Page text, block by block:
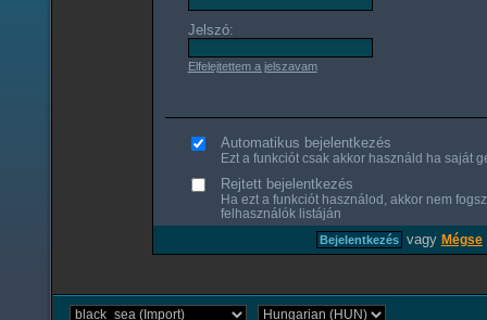
Jelszó:
Elfelejtettem a jelszavam
Automatikus bejelentkezés
Ezt a funkciót csak akkor használd ha saját
Rejtett bejelentkezés
Ha ezt a funkciót használod, akkor nem
felhasználók listáján
vagy Mégse